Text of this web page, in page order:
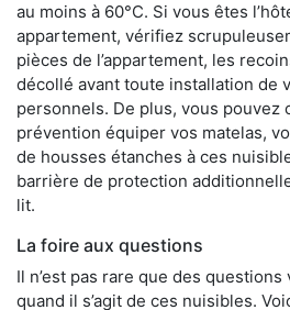
au moins à 60°C. Si vous êtes
appartement, vérifiez
pièces de l’appartement, les
décollé avant toute installation de
personnels. De plus, vous pouvez
prévention équiper vos matelas,
de housses étanches à ces
barrière de protection
lit.
La foire aux questions
Il n’est pas rare que des
quand il s’agit de ces nuisibles.